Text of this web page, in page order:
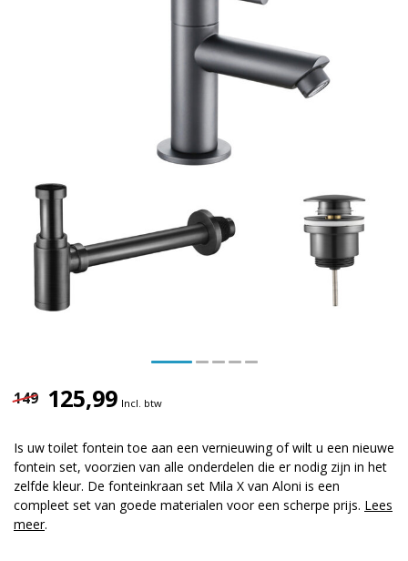
149 125,99 Incl. btw
Is uw toilet fontein toe aan een vernieuwing of wilt u een nieuwe
fontein set, voorzien van alle onderdelen die er nodig zijn in het
zelfde kleur. De fonteinkraan set Mila X van Aloni is een
compleet set van goede materialen voor een scherpe prijs. Lees
meer.